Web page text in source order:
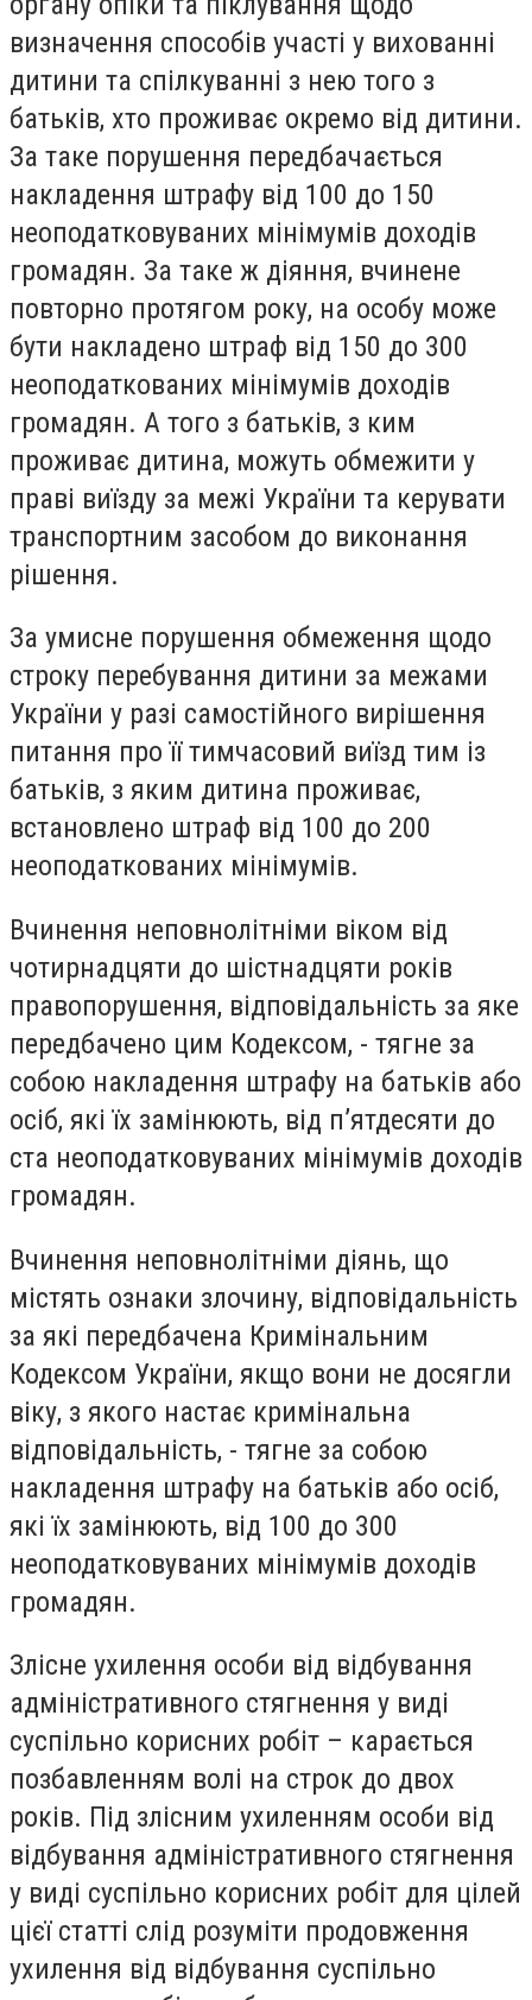
визначення способів участі у вихованні
дитини та спілкуванні з нею того з
батьків, хто проживає окремо від дитини.
За таке порушення передбачається
накладення штрафу від 100 до 150
неоподатковуваних мінімумів доходів
громадян. За таке ж діяння, вчинене
повторно протягом року, на особу може
бути накладено штраф від 150 до 300
неоподаткованих мінімумів доходів
громадян. А того з батьків, з ким
проживає дитина, можуть обмежити у
праві виїзду за межі України та керувати
транспортним засобом до виконання
рішення.
За умисне порушення обмеження щодо
строку перебування дитини за межами
України у разі самостійного вирішення
питання про її тимчасовий виїзд тим із
батьків, з яким дитина проживає,
встановлено штраф від 100 до 200
неоподаткованих мінімумів.
Вчинення неповнолітніми віком від
чотирнадцяти до шістнадцяти років
правопорушення, відповідальність за яке
передбачено цим Кодексом, - тягне за
собою накладення штрафу на батьків або
осіб, які їх замінюють, від п’ятдесяти до
ста неоподатковуваних мінімумів доходів
громадян.
Вчинення неповнолітніми діянь, що
містять ознаки злочину, відповідальність
за які передбачена Кримінальним
Кодексом України, якщо вони не досягли
віку, з якого настає кримінальна
відповідальність, - тягне за собою
накладення штрафу на батьків або осіб,
які їх замінюють, від 100 до 300
неоподатковуваних мінімумів доходів
громадян.
Злісне ухилення особи від відбування
адміністративного стягнення у виді
суспільно корисних робіт – карається
позбавленням волі на строк до двох
років. Під злісним ухиленням особи від
відбування адміністративного стягнення
у виді суспільно корисних робіт для цілей
цієї статті слід розуміти продовження
ухилення від відбування суспільно